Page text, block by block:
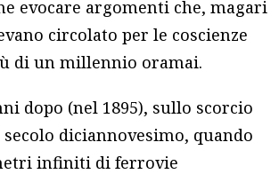
evocare argomenti che, magari
circolato per le coscienze
di un millennio oramai.
dopo (nel 1895), sullo scorcio
diciannovesimo, quando
infiniti di ferrovie